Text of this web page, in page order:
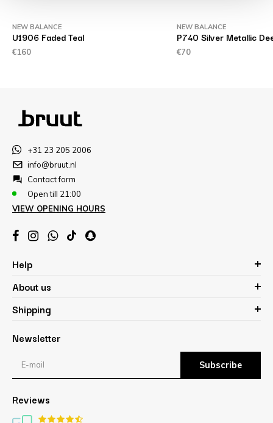
NEW BALANCE
U1906 Faded Teal
€160
NEW BALANCE
P740 Silver Metallic
€70
+31 23 205 2006
info@bruut.nl
Contact form
Open till 21:00
VIEW OPENING HOURS
Help
About us
Shipping
Newsletter
Subscribe
Reviews